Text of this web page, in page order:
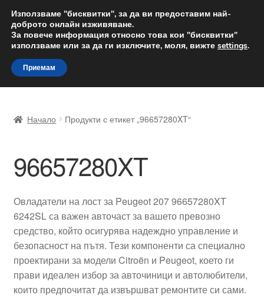
ДОСТАВКА от 12 лв.
Доставка по целия свят
Skip
to
navigation
Skip
to
content
Доставка по целия свят
Жалби
Количка
Контакт
Моята сметка
Начало Продукти с етикет „96657280XT“
96657280XT
Овладатели на лост за Peugeot 207 96657280XT
6242SL са важен авточаст за вашето превозно
средство, който осигурява надеждно управление и
безопасност на пътя. Тези компоненти са специално
проектирани за модели Citroën и Peugeot, което ги
прави идеален избор за авточиници и автолюбители,
които предпочитат да извършват ремонтите си сами.
Използваме "бисквитки", за да ви предоставим най-
доброто онлайн изживяване.
За повече информация относно това кои "бисквитки"
използваме или за да ги изключите, моля, вижте settings.
Приемам